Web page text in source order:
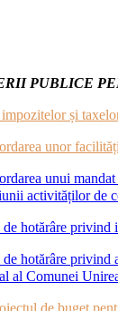
PUBLICE
și
unor
unui
activităților
hotărâre
hotărâre
al Comunei
de buget